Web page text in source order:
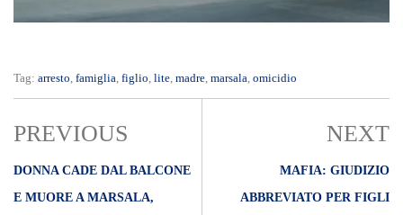
Tag: arresto famiglia figlio lite madre marsala omicidio
PREVIOUS
DONNA CADE DAL BALCONE
E MUORE A MARSALA,
NEXT
MAFIA: GIUDIZIO
ABBREVIATO PER FIGLI